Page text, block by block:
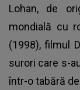
Lohan, de
mondială cu
(1998), filmul
surori care s-
într-o tabără